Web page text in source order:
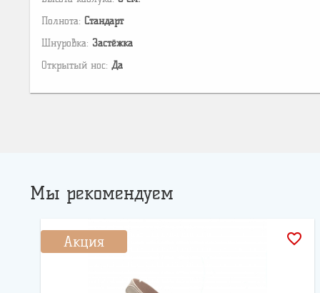
Полнота: Стандарт
Шнуровка: Застёжка
Открытый нос: Да
Мы рекомендуем
Акция favorite_border